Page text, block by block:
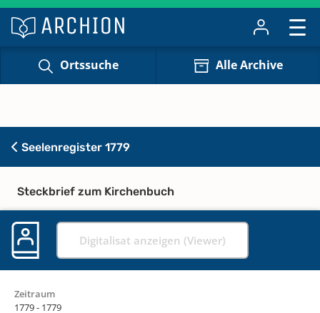
Ortssuche Alle Archive
Seelenregister 1779
Steckbrief zum Kirchenbuch
Digitalisat anzeigen (Viewer)
Zeitraum
1779 - 1779